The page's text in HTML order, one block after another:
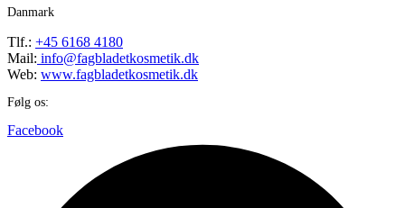
Danmark
Tlf.: +45 6168 4180
Mail: info@fagbladetkosmetik.dk
Web: www.fagbladetkosmetik.dk
Følg os:
Facebook